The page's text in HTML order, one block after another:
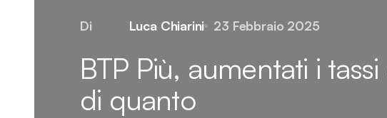
Di Luca Chiarini 23 Febbraio 2025
BTP Più, aumentati i
di quanto